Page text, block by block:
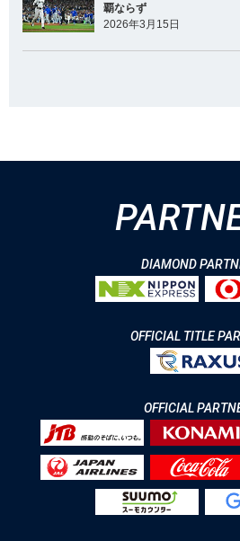
覇ならず
2026年3月15日
DIAMOND
OFFICIAL TITLE
OFFICIAL